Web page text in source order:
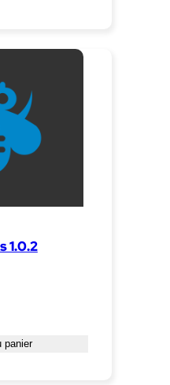
1.0.2
panier